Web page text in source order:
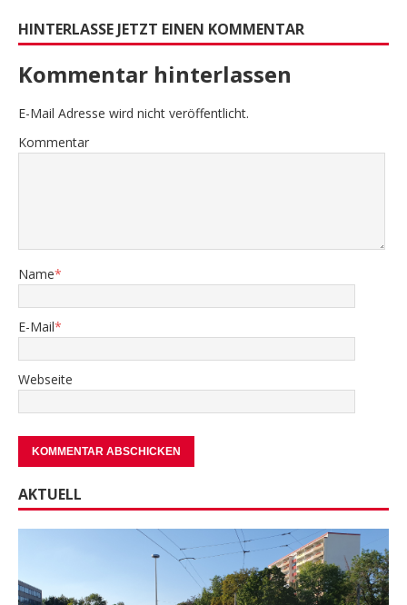
HINTERLASSE JETZT EINEN KOMMENTAR
Kommentar hinterlassen
E-Mail Adresse wird nicht veröffentlicht.
Kommentar
Name*
E-Mail*
Webseite
AKTUELL